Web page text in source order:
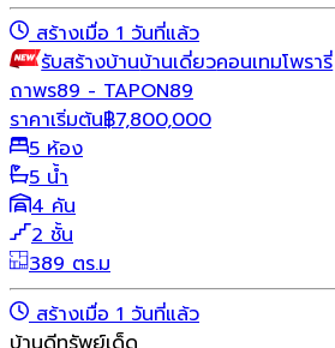
สร้างเมื่อ 1 วันที่แล้ว
รับสร้างบ้านบ้านเดี่ยวคอนเทมโพรารี่
ถาพร89 - TAPON89
ราคาเริ่มต้น฿7,800,000
5 ห้อง
5 น้ำ
4 คัน
2 ชั้น
389 ตร.ม
สร้างเมื่อ 1 วันที่แล้ว